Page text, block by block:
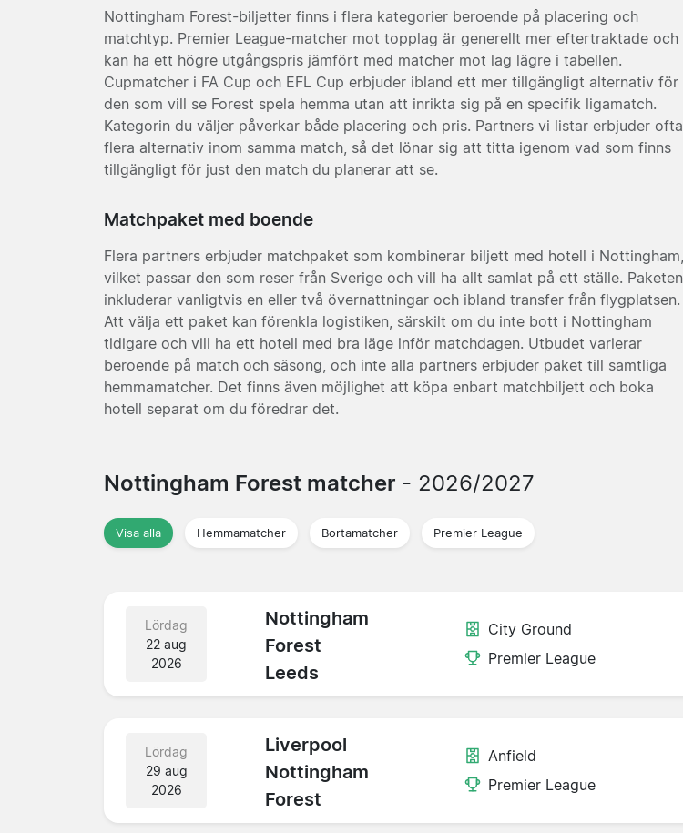
Nottingham Forest-biljetter finns i flera kategorier beroende på placering och
matchtyp. Premier League-matcher mot topplag är generellt mer eftertraktade och
kan ha ett högre utgångspris jämfört med matcher mot lag lägre i tabellen.
Cupmatcher i FA Cup och EFL Cup erbjuder ibland ett mer tillgängligt alternativ för
den som vill se Forest spela hemma utan att inrikta sig på en specifik ligamatch.
Kategorin du väljer påverkar både placering och pris. Partners vi listar erbjuder ofta
flera alternativ inom samma match, så det lönar sig att titta igenom vad som finns
tillgängligt för just den match du planerar att se.
Matchpaket med boende
Flera partners erbjuder matchpaket som kombinerar biljett med hotell i Nottingham,
vilket passar den som reser från Sverige och vill ha allt samlat på ett ställe. Paketen
inkluderar vanligtvis en eller två övernattningar och ibland transfer från flygplatsen.
Att välja ett paket kan förenkla logistiken, särskilt om du inte bott i Nottingham
tidigare och vill ha ett hotell med bra läge inför matchdagen. Utbudet varierar
beroende på match och säsong, och inte alla partners erbjuder paket till samtliga
hemmamatcher. Det finns även möjlighet att köpa enbart matchbiljett och boka
hotell separat om du föredrar det.
Nottingham Forest matcher - 2026/2027
Visa alla Hemmamatcher Bortamatcher Premier League
Lördag
22 aug
2026
Nottingham
Forest
Leeds
City Ground
Premier League
Lördag
29 aug
2026
Liverpool
Nottingham
Forest
Anfield
Premier League